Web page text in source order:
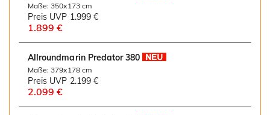
Maße: 350x173 cm
Preis UVP 1.999 €
1.899 €
Allroundmarin Predator 380
Maße: 379x178 cm
Preis UVP 2.199 €
2.099 €